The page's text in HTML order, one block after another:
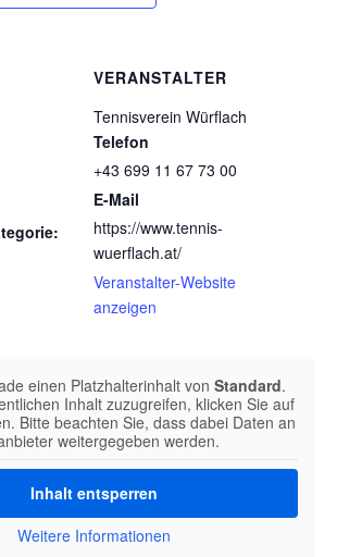
VERANSTALTER
Tennisverein Würflach
Telefon
+43 699 11 67 73 00
E-Mail
https://www.tennis-
wuerflach.at/
Veranstalter-Website
anzeigen
einen Platzhalterinhalt von Standard.
Inhalt zuzugreifen, klicken Sie auf
Bitte beachten Sie, dass dabei Daten an
weitergegeben werden.
Inhalt entsperren
Weitere Informationen